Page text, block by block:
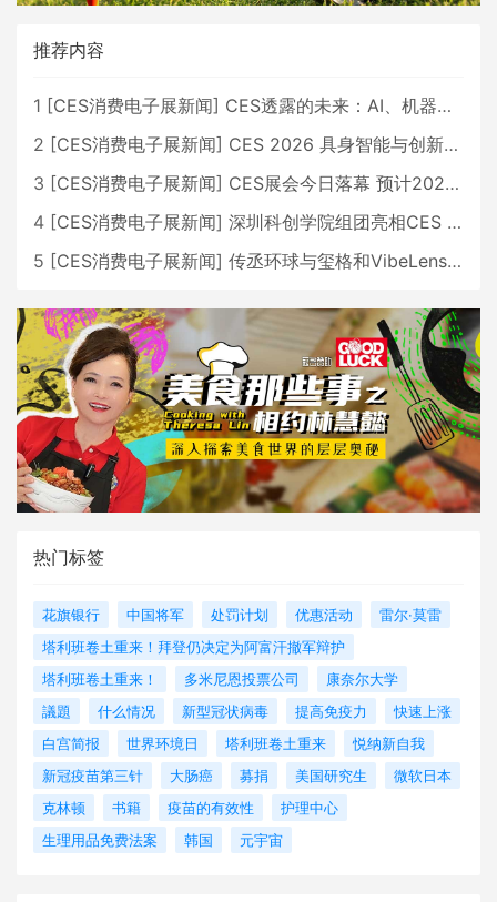
推荐内容
1 [CES消费电子展新闻] CES透露的未来：AI、机器人与智能生活大爆发
2 [CES消费电子展新闻] CES 2026 具身智能与创新领域 中国公司大放异彩
3 [CES消费电子展新闻] CES展会今日落幕 预计2026行业收入将超五千亿美元
4 [CES消费电子展新闻] 深圳科创学院组团亮相CES 广受好评
5 [CES消费电子展新闻] 传丞环球与玺格和VibeLens共同推出全新耳机
热门标签
花旗银行 中国将军 处罚计划 优惠活动
雷尔·莫雷
塔利班卷土重来！拜登仍决定为阿富汗撤军辩护
塔利班卷土重来！
多米尼恩投票公司
康奈尔大学
議題
什么情况 新型冠状病毒 提高免疫力
快速上涨
白宫简报
世界环境日 塔利班卷土重来
悦纳新自我
新冠疫苗第三针
大肠癌 募捐 美国研究生
微软日本
克林顿
书籍 疫苗的有效性
护理中心
生理用品免费法案
韩国 元宇宙